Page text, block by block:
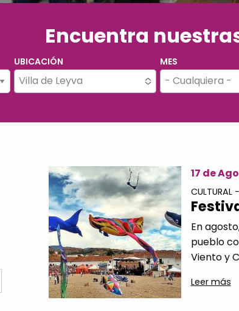
Encuentra
UBICACIÓN
Villa de Leyva
MES
- Cualquiera -
17 de
CULTURAL
En
pueblo
Viento y
Leer más